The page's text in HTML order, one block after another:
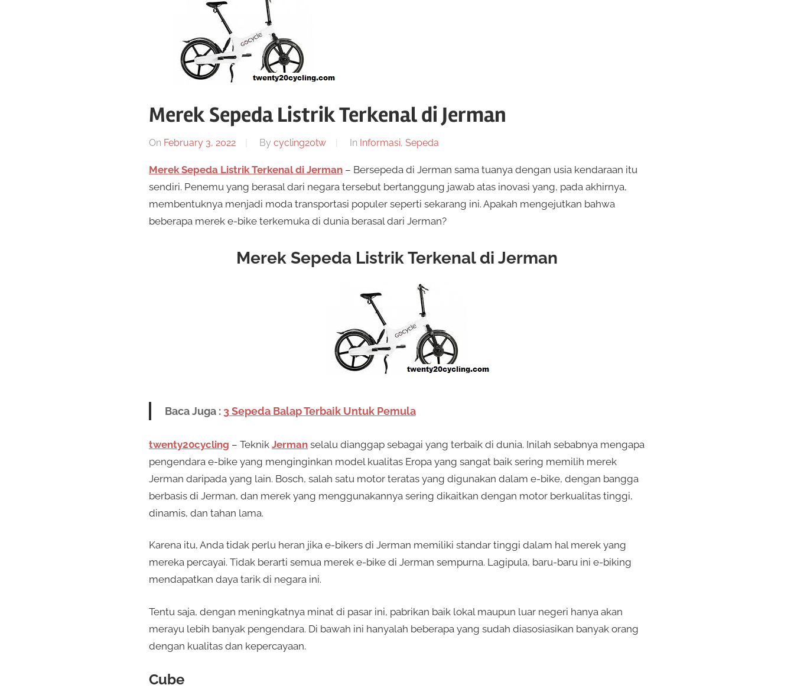
Merek Sepeda Listrik Terkenal di Jerman
On February 3, 2022 By cycling20tw In Informasi, Sepeda
Merek Sepeda Listrik Terkenal di Jerman – Bersepeda di Jerman sama tuanya dengan usia kendaraan itu
sendiri. Penemu yang berasal dari negara tersebut bertanggung jawab atas inovasi yang, pada akhirnya,
membentuknya menjadi moda transportasi populer seperti sekarang ini. Apakah mengejutkan bahwa
beberapa merek e-bike terkemuka di dunia berasal dari Jerman?
Merek Sepeda Listrik Terkenal di Jerman
Baca Juga : 3 Sepeda Balap Terbaik Untuk Pemula
twenty20cycling – Teknik Jerman selalu dianggap sebagai yang terbaik di dunia. Inilah sebabnya mengapa
pengendara e-bike yang menginginkan model kualitas Eropa yang sangat baik sering memilih merek
Jerman daripada yang lain. Bosch, salah satu motor teratas yang digunakan dalam e-bike, dengan bangga
berbasis di Jerman, dan merek yang menggunakannya sering dikaitkan dengan motor berkualitas tinggi,
dinamis, dan tahan lama.
Karena itu, Anda tidak perlu heran jika e-bikers di Jerman memiliki standar tinggi dalam hal merek yang
mereka percayai. Tidak berarti semua merek e-bike di Jerman sempurna. Lagipula, baru-baru ini e-biking
mendapatkan daya tarik di negara ini.
Tentu saja, dengan meningkatnya minat di pasar ini, pabrikan baik lokal maupun luar negeri hanya akan
merayu lebih banyak pengendara. Di bawah ini hanyalah beberapa yang sudah diasosiasikan banyak orang
dengan kualitas dan kepercayaan.
Cube